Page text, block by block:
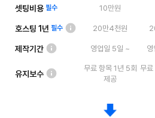
셋팅비용 필수 10만원
호스팅 1년 필수 20만4천원
제작기간 영업일 5일 ~
유지보수
무료 항목 1년 5회
제공
무료